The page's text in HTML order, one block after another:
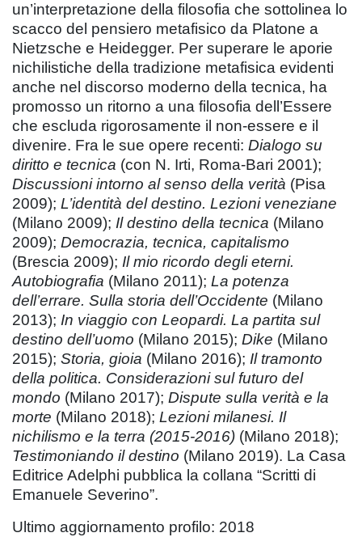
un’interpretazione della filosofia che sottolinea lo
scacco del pensiero metafisico da Platone a
Nietzsche e Heidegger. Per superare le aporie
nichilistiche della tradizione metafisica evidenti
anche nel discorso moderno della tecnica, ha
promosso un ritorno a una filosofia dell’Essere
che escluda rigorosamente il non-essere e il
divenire. Fra le sue opere recenti: Dialogo su
diritto e tecnica (con N. Irti, Roma-Bari 2001);
Discussioni intorno al senso della verità (Pisa
2009); L’identità del destino. Lezioni veneziane
(Milano 2009); Il destino della tecnica (Milano
2009); Democrazia, tecnica, capitalismo
(Brescia 2009); Il mio ricordo degli eterni.
Autobiografia (Milano 2011); La potenza
dell’errare. Sulla storia dell’Occidente (Milano
2013); In viaggio con Leopardi. La partita sul
destino dell’uomo (Milano 2015); Dike (Milano
2015); Storia, gioia (Milano 2016); Il tramonto
della politica. Considerazioni sul futuro del
mondo (Milano 2017); Dispute sulla verità e la
morte (Milano 2018); Lezioni milanesi. Il
nichilismo e la terra (2015-2016) (Milano 2018);
Testimoniando il destino (Milano 2019). La Casa
Editrice Adelphi pubblica la collana “Scritti di
Emanuele Severino”.
Ultimo aggiornamento profilo: 2018